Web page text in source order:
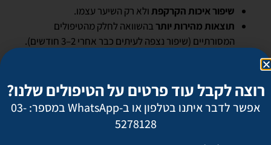
שיפור איכות הקרקפתולא רק השיער עצמו.
תוצאות מהירות יותרבהשוואה לחלק מהטיפולים
המסורתיים (שיפור נצפה לעיתים כבר אחרי 2–3 חודשים).
חסרונות
רוצה לקבל עוד פרטים על הטיפולים שלנו?
אפשר לדבר איתנו בטלפון או ב-WhatsApp במספר: 03-
5278128